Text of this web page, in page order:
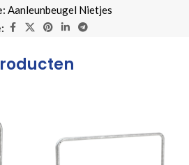
Aanleunbeugel Nietjes